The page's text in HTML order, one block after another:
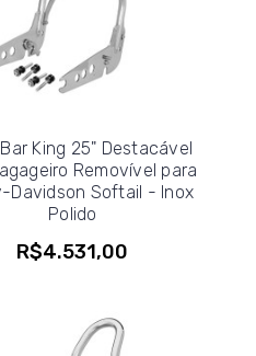
King 25" Destacável
Removível para
Davidson Softail - Inox
Polido
R$4.531,00